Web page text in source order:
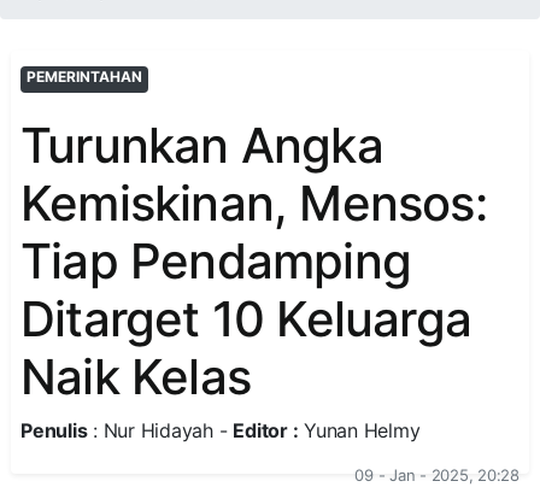
PEMERINTAHAN
Turunkan Angka
Kemiskinan, Mensos:
Tiap Pendamping
Ditarget 10 Keluarga
Naik Kelas
Penulis: Nur Hidayah - Editor : Yunan Helmy
09 - Jan - 2025, 20:28